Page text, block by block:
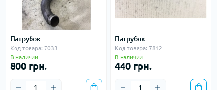
Патрубок
Код товара: 7033
В наличии
800 грн.
Патрубок
Код товара: 7812
В наличии
440 грн.